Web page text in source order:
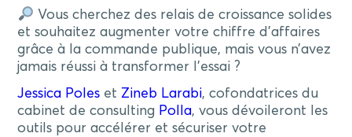
Vous cherchez des relais de croissance solides
et souhaitez augmenter votre chiffre d’affaires
grâce à la commande publique, mais vous n’avez
jamais réussi à transformer l’essai ?
Jessica Poles et Zineb Larabi, cofondatrices du
cabinet de consulting Polla, vous dévoileront les
outils pour accélérer et sécuriser votre